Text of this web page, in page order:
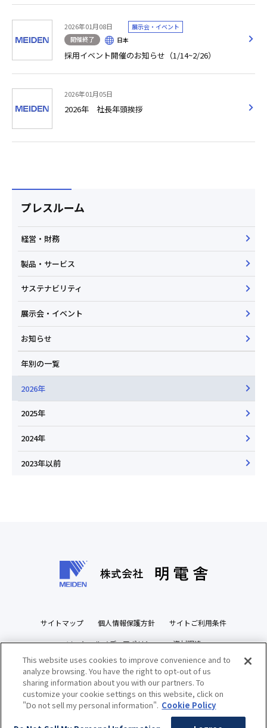
2026年01月08日
展示会・イベント
開催終了
日本
採用イベント開催のお知らせ（1/14~2/26）
2026年01月05日
2026年 社長年頭挨拶
プレスルーム
経営・財務
製品・サービス
サステナビリティ
展示会・イベント
お知らせ
年別の一覧
2026年
2025年
2024年
2023年以前
サイトマップ 個人情報保護方針 サイトご利用条件
ソーシャルメディアポリシー 資材調達
ビジネスパートナーズサイト
This website uses cookies to improve convenience and to
analyze browsing. You have the right to opt-out of us
sharing information about you with our partners. To
customize your cookie settings on this website, click on
"Do not sell my personal information". Cookie Policy